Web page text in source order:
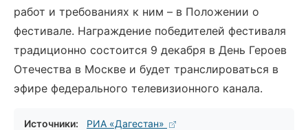
работ и требованиях к ним – в Положении о
фестивале. Награждение победителей фестиваля
традиционно состоится 9 декабря в День Героев
Отечества в Москве и будет транслироваться в
эфире федерального телевизионного канала.
Источники: РИА «Дагестан»